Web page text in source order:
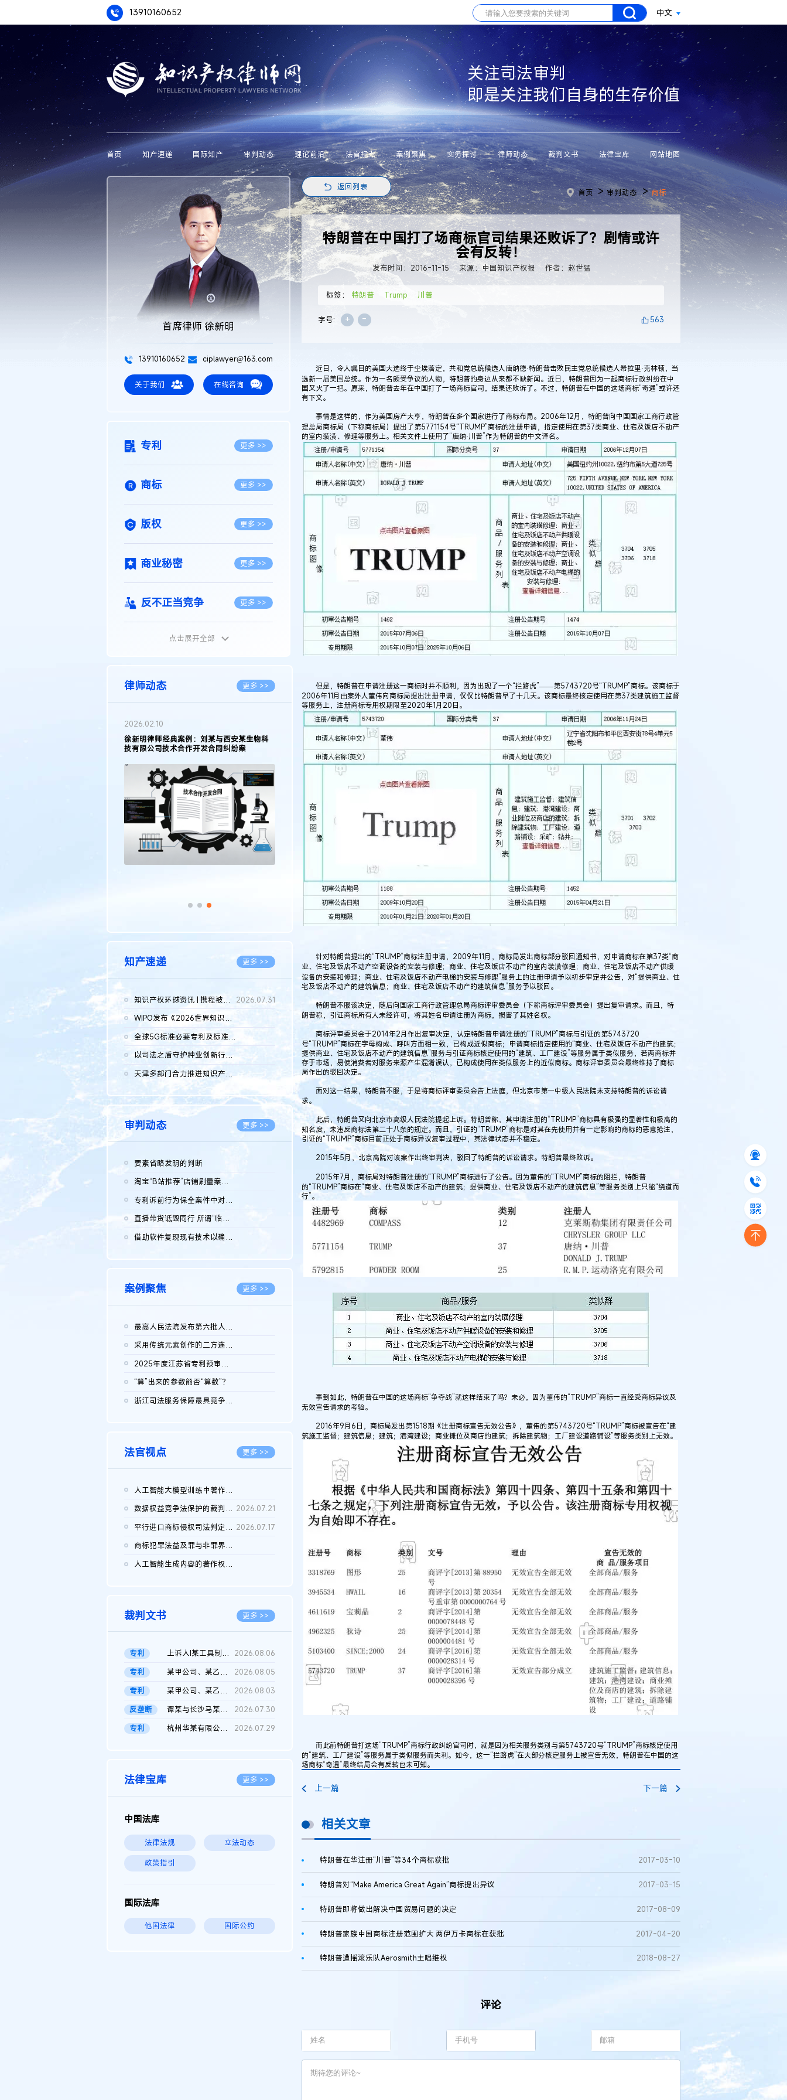
13910160652 中文
关注司法审判
即是关注我们自身的生存价值
首页 知产速递 国际知产 审判动态 理论前沿 法官视点 案例聚焦 实务探讨 律师动态 裁判文书 法律宝库 网站地图
首席律师 徐新明
13910160652 ciplawyer@163.com
关于我们 在线咨询
专利 更多 >>
商标 更多 >>
版权 更多 >>
商业秘密 更多 >>
反不正当竞争 更多 >>
植物新品种
地理标志 更多 >>
集成电路布图设计
传统文化 更多 >>
点击展开全部
律师动态 更多 >>
2026.05.11
徐新明律师接受《天津日报》采访：解读
2025年度天津市专利行政保护案例
2026.03.09
著名知识产权律师徐新明接受《中国经营
报》采访：技术革新下知识产权保护面临新
挑战与应对策略
2026.02.10
徐新明律师经典案例：刘某与西安某生物科
技有限公司技术合作开发合同纠纷案
知产速递 更多 >>
知识产权环球资讯 | 携程被市监总局罚51.79亿；瑞幸泰国商标案上...
2026.07.31
WIPO发布《2026世界知识产权报告》 含报告全文
2026.05.14
全球5G标准必要专利及标准提案研究报告（2026年）全文发布
2026.05.08
以司法之盾守护种业创新行稳致远
天津多部门合力推进知识产权保护工作
2026.08.05
审判动态 更多 >>
要素省略发明的判断
淘宝“B站推荐”店铺刷量案维持原判，两被告连带赔偿150万元
专利诉前行为保全案件中对仿制药申请人曾作出三类声明的考量及违...
直播带货诋毁同行 所谓“临场发挥”不免责
借助软件复现现有技术以确认相关参数特征是否被公开
案例聚焦 更多 >>
最高人民法院发布第六批人民法院种业知识产权司法保护典型案例 含...
采用传统元素创作的二方连续装饰图案作品的独创性及侵权对比认定
2025年度江苏省专利预审典型案例
“算”出来的参数能否“算数”？
浙江司法服务保障最具竞争力营商环境建设典型案例（第二批）含侵...
法官视点 更多 >>
人工智能大模型训练中著作权的合理使用
2026.07.28
数据权益竞争法保护的裁判路径构建 2026.07.21
平行进口商标侵权司法判定规则的困境与纾解 2026.07.17
商标犯罪法益及罪与非罪界限研究
人工智能生成内容的著作权司法认定：演进逻辑、现实困境与规则建...
裁判文书 更多 >>
专利 上诉人I某工具制品有限公司与被上诉人程某及一审被告中华人民共和...
2026.08.06
专利
某甲公司、某乙公司、某丙公司申请诉前行为保全复议裁定书
2026.08.05
专利
某甲公司、某乙公司、官某与某丙公司专利申请权权属纠纷 二审判决...
2026.08.03
反垄断
谭某与长沙马某堆农产品股份有限公司滥用市场支配地位纠纷二审裁...
2026.07.30
专利
杭州华某有限公司与菲某有限公司侵害发明专利权纠纷 2026.07.29
法律宝库 更多 >>
中国法库
法律法规 立法动态
政策指引
国际法库
他国法律 国际公约
返回列表
首页 >审判动态 >商标
特朗普在中国打了场商标官司结果还败诉了？剧情或许
会有反转！
发布时间：2016-11-15 来源：中国知识产权报 作者：赵世猛
标签： 特朗普 Trump 川普
字号: + - 563
近日，令人瞩目的美国大选终于尘埃落定，共和党总统候选人唐纳德·特朗普击败民主党总统候选人希拉里·克林顿，当
选新一届美国总统。作为一名颇受争议的人物，特朗普的身边从来都不缺新闻。近日，特朗普因为一起商标行政纠纷在中
国又火了一把。原来，特朗普去年在中国打了一场商标官司，结果还败诉了。不过，特朗普在中国的这场商标“奇遇”或许还
有下文。
事情是这样的，作为美国房产大亨，特朗普在多个国家进行了商标布局。2006年12月，特朗普向中国国家工商行政管
理总局商标局（下称商标局）提出了第5771154号“TRUMP”商标的注册申请，指定使用在第37类商业、住宅及饭店不动产
的室内装潢、修理等服务上。相关文件上使用了“唐纳·川普”作为特朗普的中文译名。
但是，特朗普在申请注册这一商标时并不顺利，因为出现了一个“拦路虎”——第5743720号“TRUMP”商标。该商标于
2006年11月由案外人董伟向商标局提出注册申请，仅仅比特朗普早了十几天。该商标最终核定使用在第37类建筑施工监督
等服务上，注册商标专用权期限至2020年1月20日。
针对特朗普提出的“TRUMP”商标注册申请，2009年11月，商标局发出商标部分驳回通知书，对申请商标在第37类“商
业、住宅及饭店不动产空调设备的安装与修理；商业、住宅及饭店不动产的室内装潢修理；商业、住宅及饭店不动产供暖
设备的安装和修理；商业、住宅及饭店不动产电梯的安装与修理”服务上的注册申请予以初步审定并公告，对“提供商业、住
宅及饭店不动产的建筑信息；商业、住宅及饭店不动产的建筑信息”服务予以驳回。
特朗普不服该决定，随后向国家工商行政管理总局商标评审委员会（下称商标评审委员会）提出复审请求。而且，特
朗普称，引证商标所有人未经许可，将其姓名申请注册为商标，损害了其姓名权。
商标评审委员会于2014年2月作出复审决定，认定特朗普申请注册的“TRUMP”商标与引证的第5743720
号“TRUMP”商标在字母构成、呼叫方面相一致，已构成近似商标；申请商标指定使用的“商业、住宅及饭店不动产的建筑；
提供商业、住宅及饭店不动产的建筑信息”服务与引证商标核定使用的“建筑、工厂建设”等服务属于类似服务，若两商标并
存于市场，易使消费者对服务来源产生混淆误认，已构成使用在类似服务上的近似商标。商标评审委员会最终维持了商标
局作出的驳回决定。
面对这一结果，特朗普不服，于是将商标评审委员会告上法庭，但北京市第一中级人民法院未支持特朗普的诉讼请
求。
此后，特朗普又向北京市高级人民法院提起上诉。特朗普称，其申请注册的“TRUMP”商标具有极强的显著性和极高的
知名度，未违反商标法第二十八条的规定。而且，引证的“TRUMP”商标是对其在先使用并有一定影响的商标的恶意抢注，
引证的“TRUMP”商标目前正处于商标异议复审过程中，其法律状态并不稳定。
2015年5月，北京高院对该案作出终审判决，驳回了特朗普的诉讼请求。特朗普最终败诉。
2015年7月，商标局对特朗普注册的“TRUMP”商标进行了公告。因为董伟的“TRUMP”商标的阻拦，特朗普
的“TRUMP”商标在“商业、住宅及饭店不动产的建筑；提供商业、住宅及饭店不动产的建筑信息”等服务类别上只能“绕道而
行”。
事到如此，特朗普在中国的这场商标“争夺战”就这样结束了吗？未必，因为董伟的“TRUMP”商标一直经受商标异议及
无效宣告请求的考验。
2016年9月6日，商标局发出第1518期《注册商标宣告无效公告》，董伟的第5743720号“TRUMP”商标被宣告在“建
筑施工监督；建筑信息；建筑；港湾建设；商业摊位及商店的建筑；拆除建筑物；工厂建设道路铺设”等服务类别上无效。
而此前特朗普打这场“TRUMP”商标行政纠纷官司时，就是因为相关服务类别与第5743720号“TRUMP”商标核定使用
的“建筑、工厂建设”等服务属于类似服务而失利。如今，这一“拦路虎”在大部分核定服务上被宣告无效，特朗普在中国的这
场商标“奇遇”最终结局会有反转也未可知。
上一篇 下一篇
相关文章
特朗普在华注册“川普”等34个商标获批 2017-03-10
特朗普对“Make America Great Again”商标提出异议 2017-03-15
特朗普即将做出解决中国贸易问题的决定 2017-08-09
特朗普家族中国商标注册范围扩大 两伊万卡商标在获批 2017-04-20
特朗普遭摇滚乐队Aerosmith主唱维权 2018-08-27
评论